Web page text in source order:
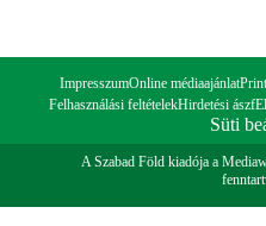
ImpresszumOnline médiaajánlat
Felhasználási feltételekHirdetési ászf
Süti
A Szabad Föld kiadója a